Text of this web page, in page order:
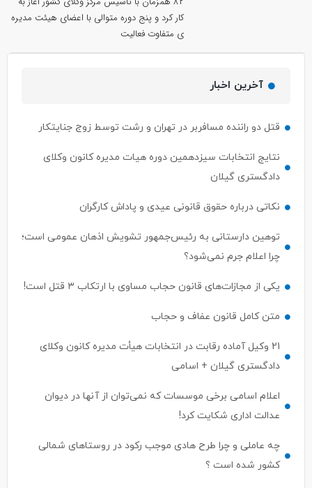
کار کرد و پنج دوره متوالی با اعضای هیئت مدیره
ی متفاوت فعاليت
آخرین اخبار
قتل دو راننده مسافربر در تهران و رشت توسط زوج جنایتکار
نتایج انتخابات سیزدهمین دوره هیات مدیره کانون وکلای
دادگستری گیلان
نکاتی درباره حقوق قانونی عیدی و پاداش کارگران
توهین دارستانی به رئیس‌جمهور تشویش اذهان عمومی است؛
چرا اعلام جرم نمی‌شود؟
یکی از مجازات‌های قانون حجاب مساوی با ارتکاب ۳ قتل است!
متن کامل قانون عفاف و حجاب
21 وکیل آماده رقابت در انتخابات هیأت مدیره کانون وکلای
دادگستری گیلان + اسامی
اعلام اسامی برخی موسسات که نمی‌توان از آنها در دیوان
عدالت اداری شکایت کرد!
چه عاملی و چرا طرح هادی موجب رکود در روستاهای شمالی
کشور شده است ؟